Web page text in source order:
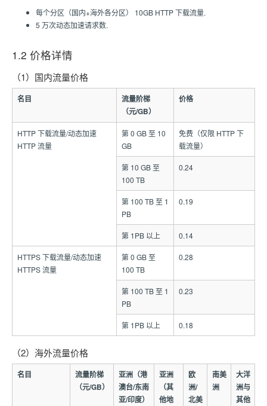
每个分区（国内+海外各分区） 10GB HTTP 下载流量.
5 万次动态加速请求数.
1.2 价格详情
（1）国内流量价格
名目
流量阶梯
（元/GB）
价格
HTTP 下载流量/动态加速
HTTP 流量
第 0 GB 至 10
GB
免费（仅限 HTTP 下
载流量）
第 10 GB 至
100 TB
0.24
第 100 TB 至 1
PB
0.19
第 1PB 以上 0.14
HTTPS 下载流量/动态加速
HTTPS 流量
第 0 GB 至
100 TB
0.28
第 100 TB 至 1
PB
0.23
第 1PB 以上 0.18
（2）海外流量价格
名目
流量阶梯
（元/GB）
亚洲（港
澳台/东南
亚/印度）
亚洲
（其
他地
欧
洲/
北美
南美
洲
大洋
洲与
其他